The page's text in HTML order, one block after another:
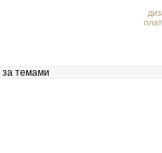
темами